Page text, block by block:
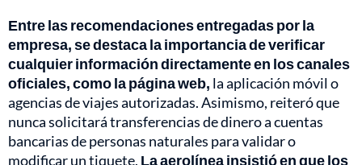
Entre las recomendaciones entregadas por la
empresa, se destaca la importancia de verificar
cualquier información directamente en los canales
oficiales, como la página web, la aplicación móvil o
agencias de viajes autorizadas. Asimismo, reiteró que
nunca solicitará transferencias de dinero a cuentas
bancarias de personas naturales para validar o
modificar un tiquete. La aerolínea insistió en que los